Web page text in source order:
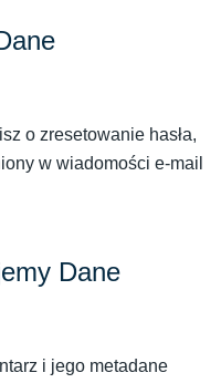
o zresetowanie hasła,
w wiadomości e-mail
Dane
i jego metadane